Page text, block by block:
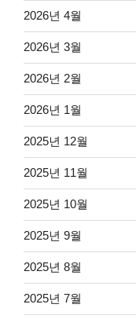
2026년 4월
2026년 3월
2026년 2월
2026년 1월
2025년 12월
2025년 11월
2025년 10월
2025년 9월
2025년 8월
2025년 7월